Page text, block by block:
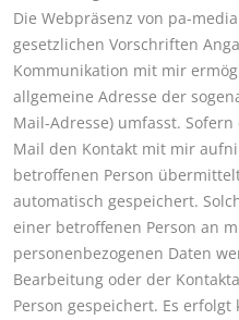
Die Webpräsenz von pa-
gesetzlichen Vorschriften
Kommunikation mit mir
allgemeine Adresse der
Mail-Adresse) umfasst.
Mail den Kontakt mit mir
betroffenen Person
automatisch gespeichert.
einer betroffenen Person an
personenbezogenen Daten
Bearbeitung oder der
Person gespeichert. Es